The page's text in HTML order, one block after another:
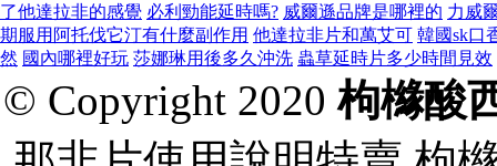
了他達拉非的感覺 必利勁能延時嗎? 威爾遜品牌是哪裡的 力威
期服用阿托伐它汀有什麼副作用 他達拉非片和萬艾可 韓國sk口
然 國內哪裡好玩 莎娜琳用後多久沖洗 蟲草延時片多少時間見效
© Copyright 2020枸櫞酸